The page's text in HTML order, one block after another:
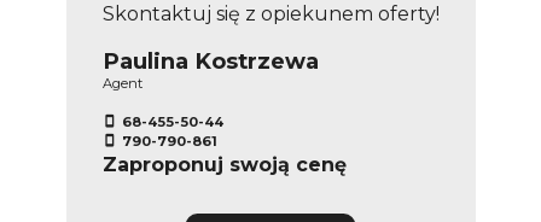
Paulina Kostrzewa
Agent
68-455-50-44
790-790-861
Skontaktuj się z opiekunem oferty!
Zaproponuj swoją cenę